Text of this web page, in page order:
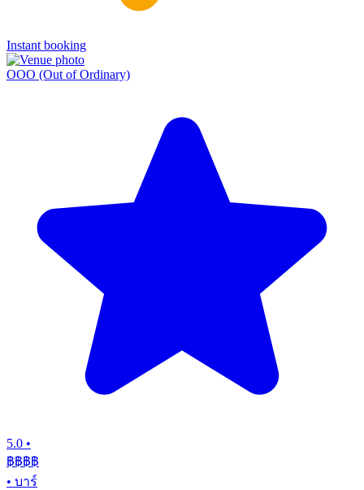
Instant booking
OOO (Out of Ordinary)
5.0 •
฿฿฿฿
• บาร์